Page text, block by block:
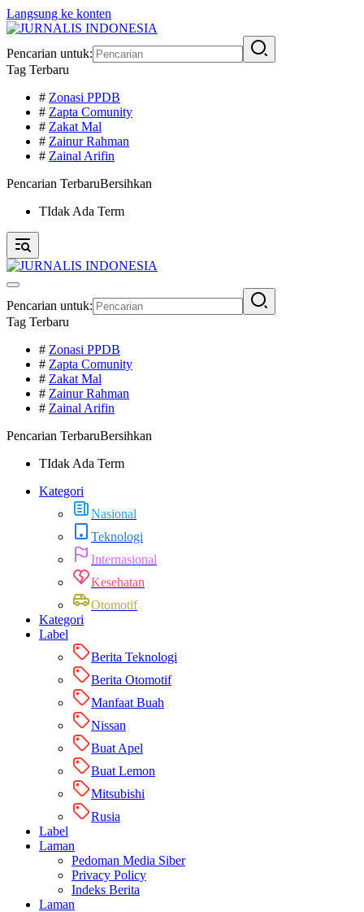
Langsung ke konten
Pencarian untuk:
Tag Terbaru
# Zonasi PPDB
# Zapta Comunity
# Zakat Mal
# Zainur Rahman
# Zainal Arifin
Pencarian TerbaruBersihkan
TIdak Ada Term
Pencarian untuk:
Tag Terbaru
# Zonasi PPDB
# Zapta Comunity
# Zakat Mal
# Zainur Rahman
# Zainal Arifin
Pencarian TerbaruBersihkan
TIdak Ada Term
Kategori
Nasional
Teknologi
Internasional
Kesehatan
Otomotif
Kategori
Label
Berita Teknologi
Berita Otomotif
Manfaat Buah
Nissan
Buat Apel
Buat Lemon
Mitsubishi
Rusia
Label
Laman
Pedoman Media Siber
Privacy Policy
Indeks Berita
Laman